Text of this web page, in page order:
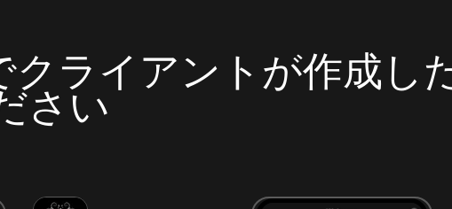
クライアントが作成し
さい